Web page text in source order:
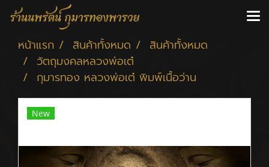
หน้าแรก สินค้าทั้งหมด
สินค้าทั้งหมด
วัตถุมงคลหลวงพ่อเต๋
กุมารทอง หลวงพ่อเต๋ พิมพ์เนื้อว่าน
New